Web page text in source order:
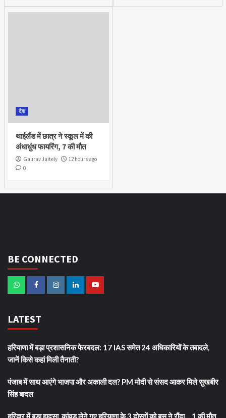
देश
थाईलैंड में छात्र ने स्कूल में की
अंधाधुंध फायरिंग, 7 की मौत
Gaurav Jaitely
12 hours ago
0
BE CONNECTED
LATEST
हरियाणा में बड़ा प्रशासनिक फेरबदल: 17 IAS समेत 24 अधिकारियों के तबादले,
जानें किसे कहां मिली तैनाती?
पंजाब में साथ आएंगे भाजपा और अकाली दल? PM मोदी से संसद आकर मिले सुखबीर
सिंह बादल
हरिद्वार में बड़ा हादसा, कांवड़ लेने गए हरियाणा के 3 दोस्तों को बस ने रौंदा… 1 की मौत